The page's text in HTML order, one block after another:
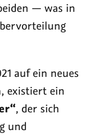
— was in
auf ein neues
existiert ein
, der sich
und